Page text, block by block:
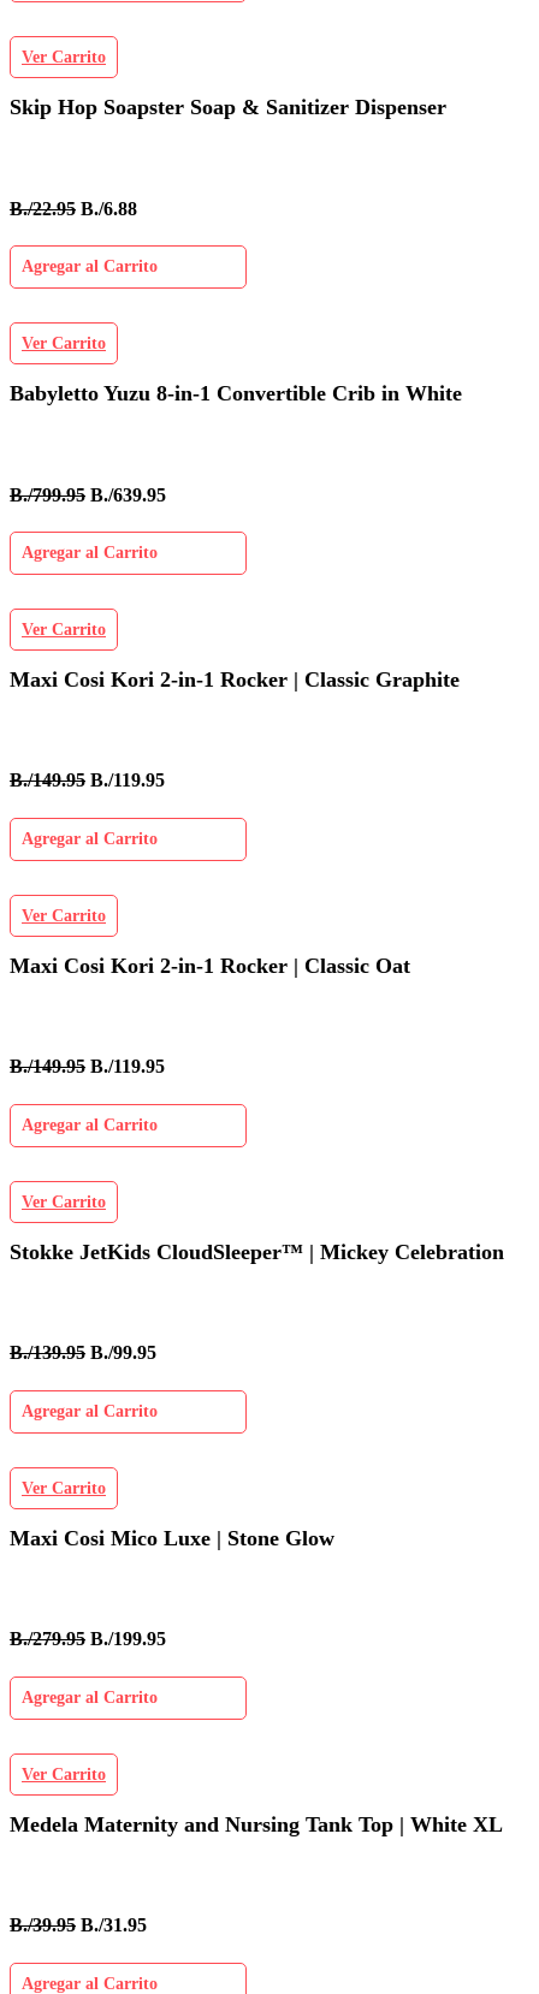
Ver Carrito
Skip Hop Soapster Soap & Sanitizer Dispenser
B./22.95 B./6.88
Agregar al Carrito
Ver Carrito
Babyletto Yuzu 8-in-1 Convertible Crib in White
B./799.95 B./639.95
Agregar al Carrito
Ver Carrito
Maxi Cosi Kori 2-in-1 Rocker | Classic Graphite
B./149.95 B./119.95
Agregar al Carrito
Ver Carrito
Maxi Cosi Kori 2-in-1 Rocker | Classic Oat
B./149.95 B./119.95
Agregar al Carrito
Ver Carrito
Stokke JetKids CloudSleeper™ | Mickey Celebration
B./139.95 B./99.95
Agregar al Carrito
Ver Carrito
Maxi Cosi Mico Luxe | Stone Glow
B./279.95 B./199.95
Agregar al Carrito
Ver Carrito
Medela Maternity and Nursing Tank Top | White XL
B./39.95 B./31.95
Agregar al Carrito